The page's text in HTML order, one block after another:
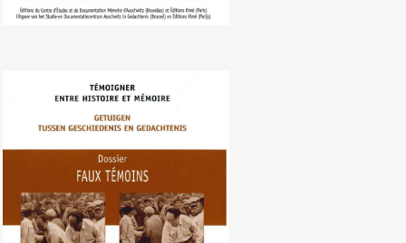
Nr. 106 (03/2010) Valse getuigen